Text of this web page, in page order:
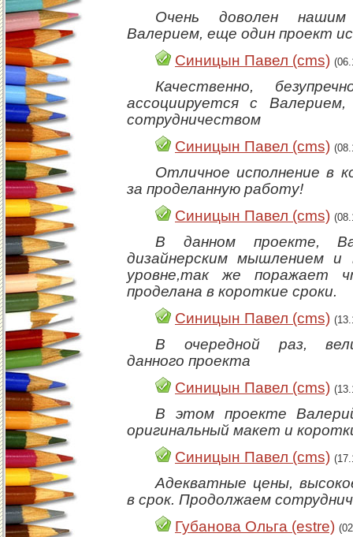
Очень доволен
Валерием, еще один проект
Синицын Павел (cms)
Качественно,
ассоциируется с
сотрудничеством
Синицын Павел (cms)
Отличное исполнение в
за проделанную работу!
Синицын Павел (cms)
В данном проекте,
дизайнерским мышлением и
уровне,так же поражает
проделана в короткие сроки.
Синицын Павел (cms)
В очередной раз,
данного проекта
Синицын Павел (cms)
В этом проекте
оригинальный макет и
Синицын Павел (cms)
Адекватные цены,
в срок. Продолжаем
Губанова Ольга (estre)